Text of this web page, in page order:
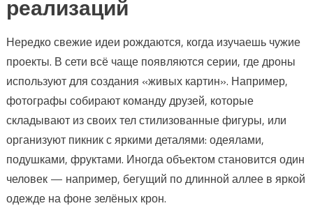
реализаций
Нередко свежие идеи рождаются, когда изучаешь чужие
проекты. В сети всё чаще появляются серии, где дроны
используют для создания «живых картин». Например,
фотографы собирают команду друзей, которые
складывают из своих тел стилизованные фигуры, или
организуют пикник с яркими деталями: одеялами,
подушками, фруктами. Иногда объектом становится один
человек — например, бегущий по длинной аллее в яркой
одежде на фоне зелёных крон.